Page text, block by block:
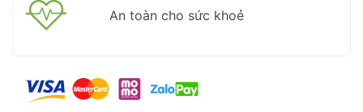
An toàn cho sức khoẻ